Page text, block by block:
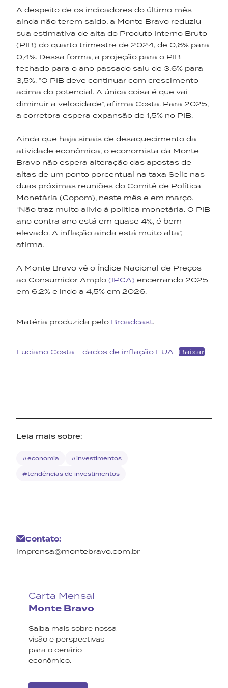
A despeito de os indicadores do último mês
ainda não terem saído, a Monte Bravo reduziu
sua estimativa de alta do Produto Interno Bruto
(PIB) do quarto trimestre de 2024, de 0,6% para
0,4%. Dessa forma, a projeção para o PIB
fechado para o ano passado saiu de 3,6% para
3,5%. “O PIB deve continuar com crescimento
acima do potencial. A única coisa é que vai
diminuir a velocidade”, afirma Costa. Para 2025,
a corretora espera expansão de 1,5% no PIB.
Ainda que haja sinais de desaquecimento da
atividade econômica, o economista da Monte
Bravo não espera alteração das apostas de
altas de um ponto porcentual na taxa Selic nas
duas próximas reuniões do Comitê de Política
Monetária (Copom), neste mês e em março.
“Não traz muito alívio à política monetária. O PIB
ano contra ano está em quase 4%, é bem
elevado. A inflação ainda está muito alta”,
afirma.
A Monte Bravo vê o Índice Nacional de Preços
ao Consumidor Amplo (IPCA) encerrando 2025
em 6,2% e indo a 4,5% em 2026.
Matéria produzida pelo Broadcast.
Luciano Costa _ dados de inflação EUA Baixar
Leia mais sobre:
#economia #investimentos
#tendências de investimentos
Contato:
imprensa@montebravo.com.br
Carta Mensal
Monte Bravo
Saiba mais sobre nossa
visão e perspectivas
para o cenário
econômico.